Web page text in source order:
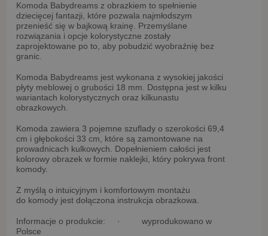
Komoda Babydreams z obrazkiem to spełnienie
dziecięcej fantazji, które pozwala najmłodszym
przenieść się w bajkową krainę. Przemyślane
rozwiązania i opcje kolorystyczne zostały
zaprojektowane po to, aby pobudzić wyobraźnię bez
granic.
Komoda Babydreams jest wykonana z wysokiej jakości
płyty meblowej o grubości 18 mm. Dostępna jest w kilku
wariantach kolorystycznych oraz kilkunastu
obrazkowych.
Komoda zawiera 3 pojemne szuflady o szerokości 69,4
cm i głębokości 33 cm, które są zamontowane na
prowadnicach kulkowych. Dopełnieniem całości jest
kolorowy obrazek w formie naklejki, który pokrywa front
komody.
Z myślą o intuicyjnym i komfortowym montażu
do komody jest dołączona instrukcja obrazkowa.
Informacje o produkcie: · wyprodukowano w
Polsce